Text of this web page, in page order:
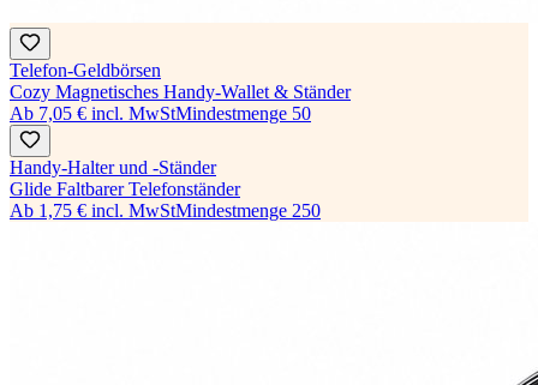
Telefon-Geldbörsen
Cozy Magnetisches Handy-Wallet & Ständer
Ab 7,05 € incl. MwStMindestmenge 50
Handy-Halter und -Ständer
Glide Faltbarer Telefonständer
Ab 1,75 € incl. MwStMindestmenge 250